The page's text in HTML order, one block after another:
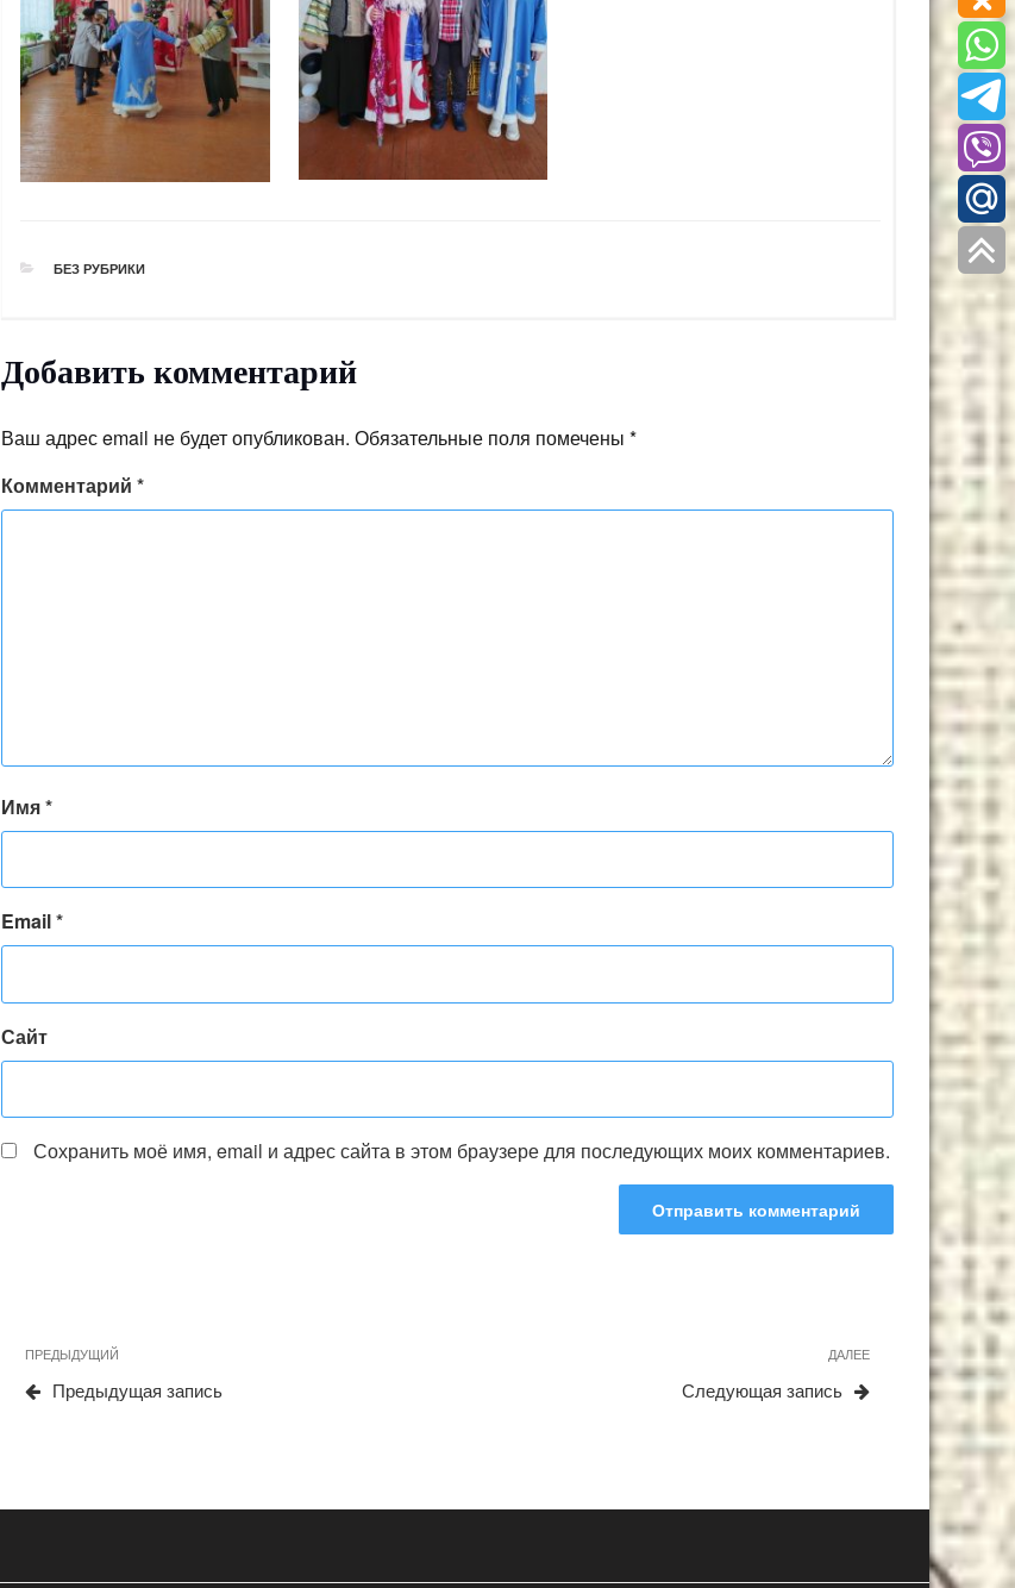
РУБРИКИ
БЕЗ РУБРИКИ
Добавить комментарий
Ваш адрес email не будет опубликован. Обязательные поля помечены *
Комментарий *
Имя*
Email*
Сайт
Сохранить моё имя, email и адрес сайта в этом браузере для последующих моих комментариев.
Навигация
по
записям
Предыдущая
запись
ПРЕДЫДУЩИЙ
Предыдущая запись
Следующая
запись
ДАЛЕЕ
Следующая запись